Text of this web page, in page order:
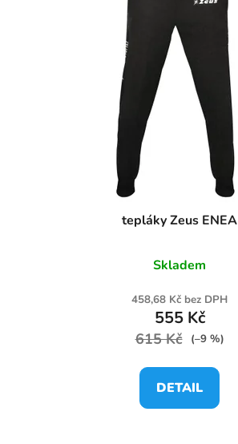
tepláky Zeus ENEA
Skladem
458,68 Kč bez DPH
555 Kč
615 Kč (–9 %)
DETAIL